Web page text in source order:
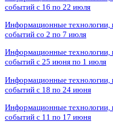
событий с 16 по 22 июля
Информационные технологии,
событий со 2 по 7 июля
Информационные технологии,
событий с 25 июня по 1 июля
Информационные технологии,
событий с 18 по 24 июня
Информационные технологии,
событий с 11 по 17 июня